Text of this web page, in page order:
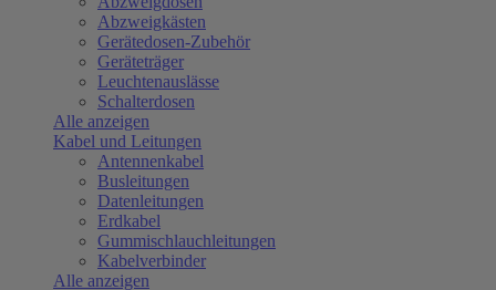
Abzweigkästen
Gerätedosen-Zubehör
Geräteträger
Leuchtenauslässe
Schalterdosen
Alle anzeigen
Kabel und Leitungen
Antennenkabel
Busleitungen
Datenleitungen
Erdkabel
Gummischlauchleitungen
Kabelverbinder
Alle anzeigen